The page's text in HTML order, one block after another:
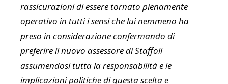
rassicurazioni di essere tornato pienamente
operativo in tutti i sensi che lui nemmeno ha
preso in considerazione confermando di
preferire il nuovo assessore di Staffoli
assumendosi tutta la responsabilità e le
implicazioni politiche di questa scelta e